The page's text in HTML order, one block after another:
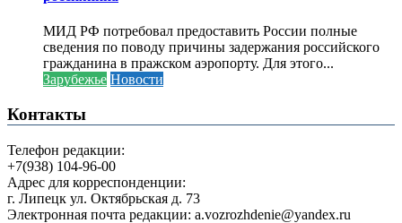
МИД РФ потребовал предоставить России полные
сведения по поводу причины задержания российского
гражданина в пражском аэропорту. Для этого...
Зарубежье Новости
Контакты
Телефон редакции:
+7(938) 104-96-00
Адрес для корреспонденции:
г. Липецк ул. Октябрьская д. 73
Электронная почта редакции: a.vozrozhdenie@yandex.ru